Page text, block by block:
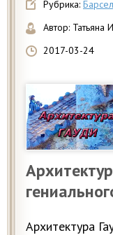
Рубрика:
Автор: Татьяна
2017-03-24
Архитектура